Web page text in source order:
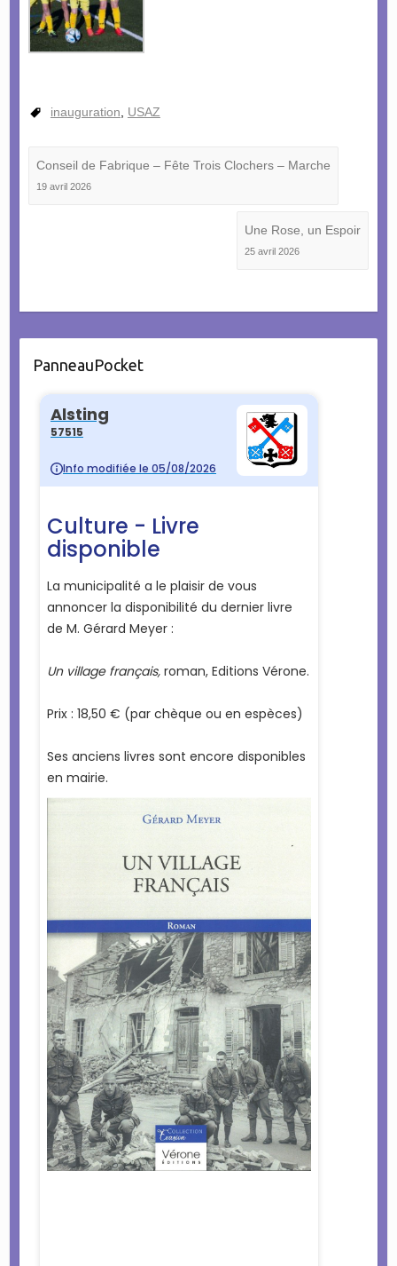
inauguration USAZ
Conseil de Fabrique – Fête Trois Clochers – Marche
19 avril 2026
Une Rose, un Espoir
25 avril 2026
PanneauPocket